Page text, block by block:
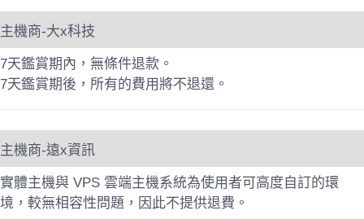
主機商-大x科技
7天鑑賞期內，無條件退款。
7天鑑賞期後，所有的費用將不退還。
主機商-遠x資訊
實體主機與 VPS 雲端主機系統為使用者可高度自訂的環
境，較無相容性問題，因此不提供退費。